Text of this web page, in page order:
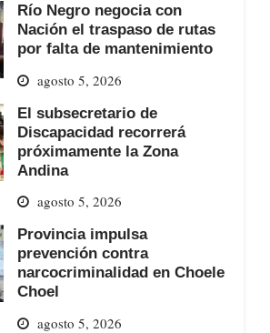
Río Negro negocia con
Nación el traspaso de rutas
por falta de mantenimiento
agosto 5, 2026
El subsecretario de
Discapacidad recorrerá
próximamente la Zona
Andina
agosto 5, 2026
Provincia impulsa
prevención contra
narcocriminalidad en Choele
Choel
agosto 5, 2026